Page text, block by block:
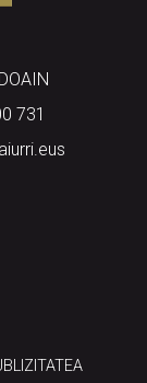
731